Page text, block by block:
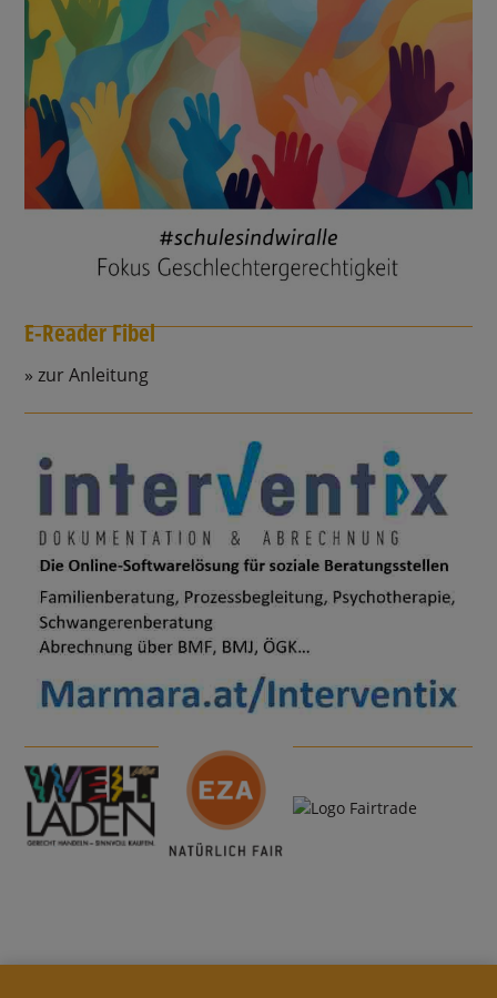
E-Reader Fibel
zur Anleitung